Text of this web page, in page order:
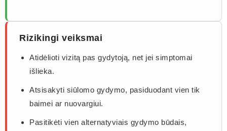
Rizikingi veiksmai
Atidėlioti vizitą pas gydytoją, net jei simptomai
išlieka.
Atsisakyti siūlomo gydymo, pasiduodant vien tik
baimei ar nuovargiui.
Pasitikėti vien alternatyviais gydymo būdais,